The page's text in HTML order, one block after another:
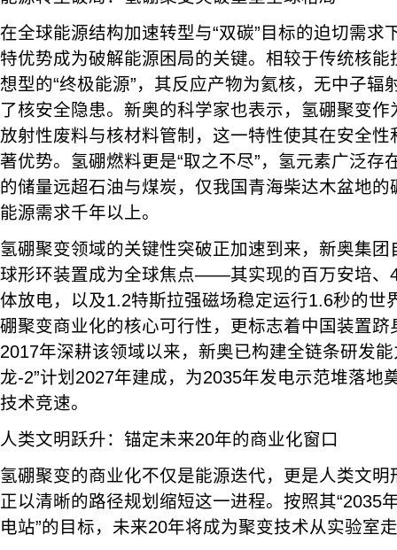
在全球能源结构加速转型与“双碳”目标的迫切需求
特优势成为破解能源困局的关键。相较于传统核
想型的“终极能源”，其反应产物为氦核，无中子辐
了核安全隐患。新奥的科学家也表示，氢硼聚变
放射性废料与核材料管制，这一特性使其在安全
著优势。氢硼燃料更是“取之不尽”，氢元素广泛存
的储量远超石油与煤炭，仅我国青海柴达木盆地
能源需求千年以上。
氢硼聚变领域的关键性突破正加速到来，新奥集团
球形环装置成为全球焦点——其实现的百万安培、
体放电，以及1.2特斯拉强磁场稳定运行1.6秒的世
硼聚变商业化的核心可行性，更标志着中国装置跻
2017年深耕该领域以来，新奥已构建全链条研发
龙-2”计划2027年建成，为2035年发电示范堆落地
技术竞速。
人类文明跃升：锚定未来20年的商业化窗口
氢硼聚变的商业化不仅是能源迭代，更是人类文
正以清晰的路径规划缩短这一进程。按照其“2035
电站”的目标，未来20年将成为聚变技术从实验室